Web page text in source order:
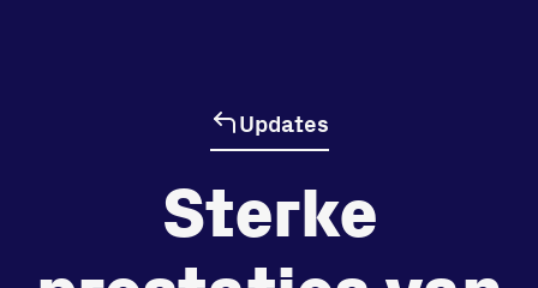
de
tegenstander
Worstelen
Updates
Sterke